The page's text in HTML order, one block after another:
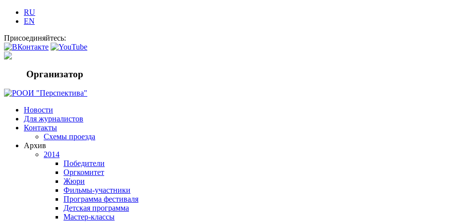
RU
EN
Присоединяйтесь:
Организатор
Новости
Для журналистов
Контакты
Схемы проезда
Архив
2014
Победители
Оргкомитет
Жюри
Фильмы-участники
Программа фестиваля
Детская программа
Мастер-классы